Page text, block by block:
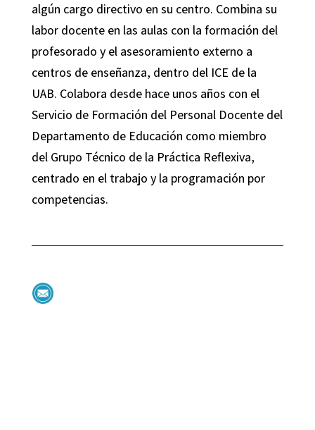
algún cargo directivo en su centro. Combina su
labor docente en las aulas con la formación del
profesorado y el asesoramiento externo a
centros de enseñanza, dentro del ICE de la
UAB. Colabora desde hace unos años con el
Servicio de Formación del Personal Docente del
Departamento de Educación como miembro
del Grupo Técnico de la Práctica Reflexiva,
centrado en el trabajo y la programación por
competencias.